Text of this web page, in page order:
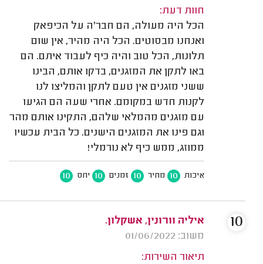
חוות דעת:
הכל היה מעולה, הם חבר'ה על הכיפאק
ואנחנו מבסוטים. הכל היה מהיר, אין שום
תלונות, הכל טוב והיה כיף לעבוד איתם. הם
באו לתקן את המזגנים, בדקו אותם, הבינו
ששני מזגנים אין טעם לתקן והמליצו לנו
לקנות חדש במקומם. אחרי שעה הם הגיעו
עם מזגנים מהמלאי שלהם, התקינו אותם מהר
וגם פינו את המזגנים הישנים. כל הבית עכשיו
ממוזג, ממש כיף לא נורמלי!
איכות 10 מחיר 10 זמנים 10 יחס 10
איליה וורונין, אשקלון.
משוב: 01/06/2022
תיאור השירות:
10